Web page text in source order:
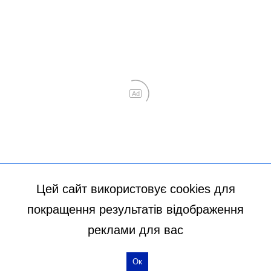
Цей сайт використовує cookies для
покращення результатів відображення
реклами для вас
Ок